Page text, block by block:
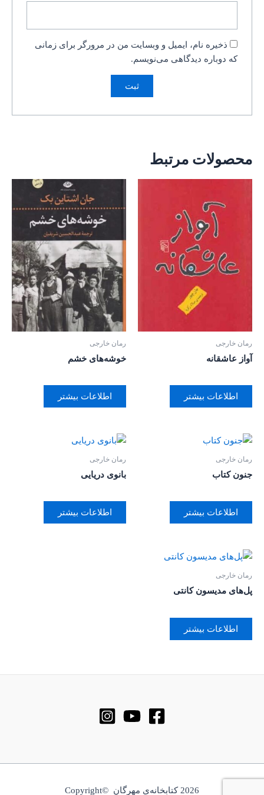
ذخیره نام، ایمیل و وبسایت من در مرورگر برای زمانی
که دوباره دیدگاهی می‌نویسم.
محصولات مرتبط
رمان خارجی
آواز عاشقانه
اطلاعات بیشتر
رمان خارجی
خوشه‌های خشم
اطلاعات بیشتر
رمان خارجی
جنون کتاب
اطلاعات بیشتر
رمان خارجی
بانوی دریایی
اطلاعات بیشتر
رمان خارجی
پل‌های مدیسون کانتی
اطلاعات بیشتر
2026 کتابخانه‌ی مهرگان ©Copyright